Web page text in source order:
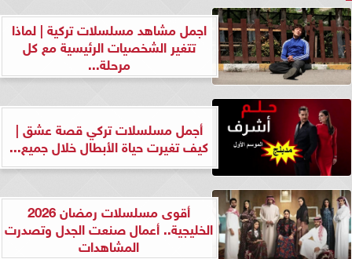
اجمل مشاهد مسلسلات تركية | لماذا
تتغير الشخصيات الرئيسية مع كل
مرحلة...
أجمل مسلسلات تركي قصة عشق |
كيف تغيرت حياة الأبطال خلال جميع...
أقوى مسلسلات رمضان 2026
الخليجية.. أعمال صنعت الجدل وتصدرت
المشاهدات